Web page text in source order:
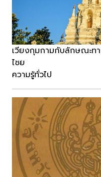
เวียงกุมกามกับลักษณะ
ไชย
ความรู้ทั่วไป